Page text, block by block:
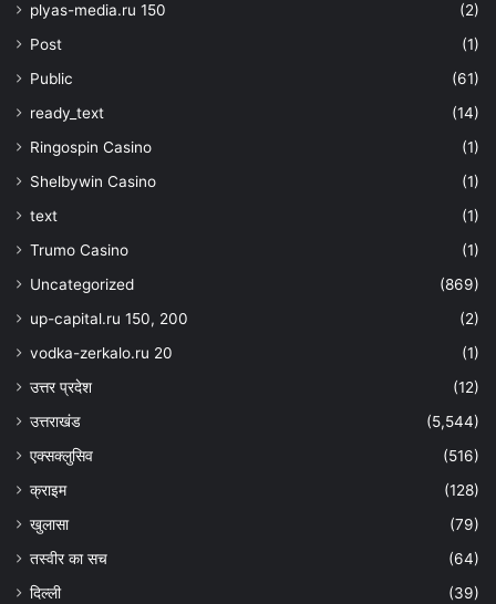
plyas-media.ru 150
(2)
Post
(1)
Public
(61)
ready_text
(14)
Ringospin Casino
(1)
Shelbywin Casino
(1)
text
(1)
Trumo Casino
(1)
Uncategorized
(869)
up-capital.ru 150, 200
(2)
vodka-zerkalo.ru 20
(1)
उत्तर प्रदेश
(12)
उत्तराखंड
(5,544)
एक्सक्लुसिव
(516)
क्राइम
(128)
खुलासा
(79)
तस्वीर का सच
(64)
दिल्ली
(39)